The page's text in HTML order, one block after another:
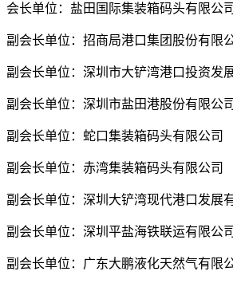
会长单位：盐田国际集装箱码头有限公司
副会长单位：招商局港口集团股份有限
副会长单位：深圳市大铲湾港口投资发
副会长单位：深圳市盐田港股份有限公司
副会长单位：蛇口集装箱码头有限公司
副会长单位：赤湾集装箱码头有限公司
副会长单位：深圳大铲湾现代港口发展
副会长单位：深圳平盐海铁联运有限公司
副会长单位：广东大鹏液化天然气有限